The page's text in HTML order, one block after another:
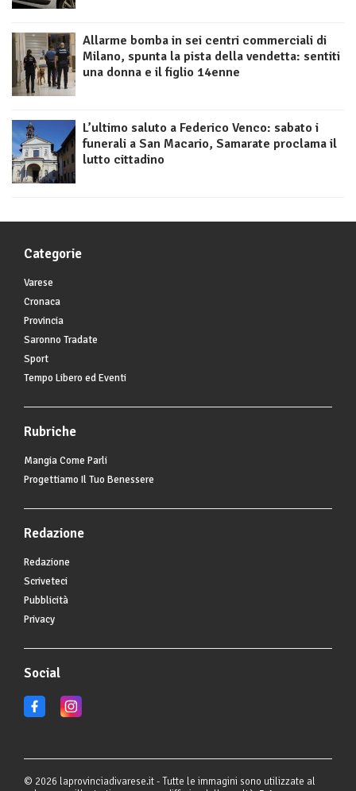
Allarme bomba in sei centri commerciali di
Milano, spunta la pista della vendetta: sentiti
una donna e il figlio 14enne
L’ultimo saluto a Federico Venco: sabato i
funerali a San Macario, Samarate proclama il
lutto cittadino
Categorie
Varese
Cronaca
Provincia
Saronno Tradate
Sport
Tempo Libero ed Eventi
Rubriche
Mangia Come Parli
Progettiamo Il Tuo Benessere
Redazione
Redazione
Scriveteci
Pubblicità
Privacy
Social
© 2026 laprovinciadivarese.it - Tutte le immagini sono utilizzate al